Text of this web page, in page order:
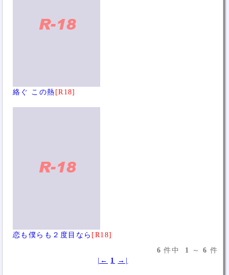
絡ぐ この熱[R18]
恋も僕らも２度目なら [R18]
6 件中 1 ～ 6 件
|← 1 →|